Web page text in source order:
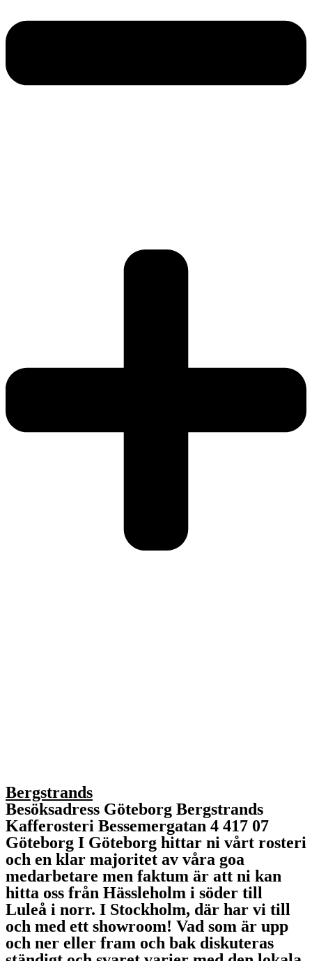
Bergstrands
Besöksadress Göteborg Bergstrands
Kafferosteri Bessemergatan 4 417 07
Göteborg I Göteborg hittar ni vårt rosteri
och en klar majoritet av våra goa
medarbetare men faktum är att ni kan
hitta oss från Hässleholm i söder till
Luleå i norr. I Stockholm, där har vi till
och med ett showroom! Vad som är upp
och ner eller fram och bak diskuteras